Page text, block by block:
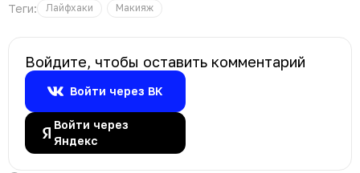
Теги: Лайфхаки Макияж
Войдите, чтобы оставить комментарий
Войти через ВК
Войти через
Яндекс